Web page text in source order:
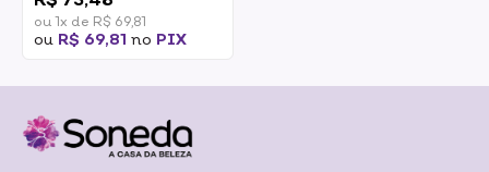
ou 1x de R$ 69,81
ou R$ 69,81 no PIX